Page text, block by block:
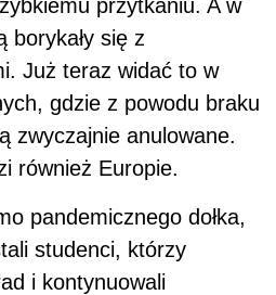
przytkaniu. A w
borykały się z
Już teraz widać to w
gdzie z powodu braku
zwyczajnie anulowane.
również Europie.
pandemicznego dołka,
studenci, którzy
i kontynuowali